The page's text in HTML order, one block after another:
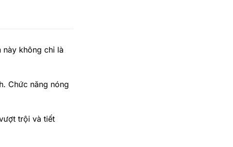
này không chỉ là
Chức năng nóng
trội và tiết